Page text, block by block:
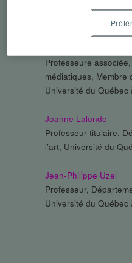
Professeure,
Université du Québec
Professeure
médiatiques, Membre
Université du Québec
Joanne Lalonde
Professeur titulaire,
l’art, Université du
Jean-Philippe Uzel
Professeur,
Université du Québec